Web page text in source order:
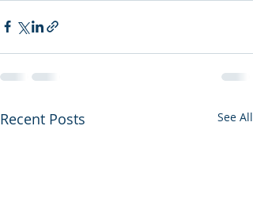
Recent Posts See All